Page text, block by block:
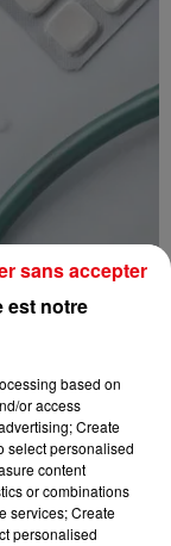
à
est notre
based on
or access
Create
select personalised
content
or combinations
services; Create
personalised
sans accepter